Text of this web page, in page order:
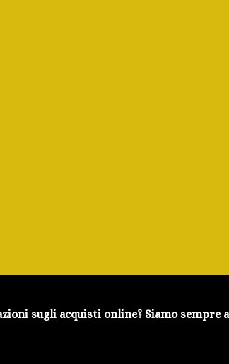
sugli acquisti online? Siamo sempre